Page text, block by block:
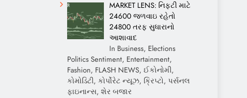
MARKET LENS: નિફ્ટી માટે
24600 જળવાઇ રહેતો
24800 તરફ સુધારાનો
આશાવાદ
In Business, Elections
Politics Sentiment, Entertainment,
Fashion, FLASH NEWS, ઈકોનોમી,
કોમોડિટી, કોર્પોરેટ ન્યૂઝ, ક્રિપ્ટો, પર્સનલ
ફાઇનાન્સ, શેર બજાર